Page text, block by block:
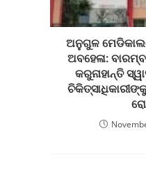
ଅନୁଗୁଳ
ଅବହେଳା:
କରୁନାହାନ୍ତି